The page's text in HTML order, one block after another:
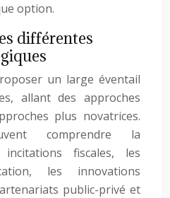
option.
différentes
un large éventail
allant des approches
plus novatrices.
comprendre la
fiscales, les
les innovations
public-privé et